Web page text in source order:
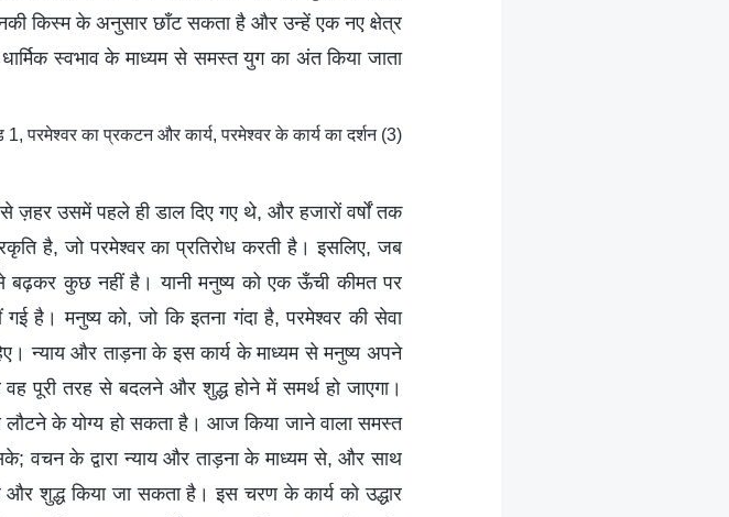
किस्म के अनुसार छाँट सकता है और उन्हें एक नए क्षेत्र
स्वभाव के माध्यम से समस्त युग का अंत किया जाता
परमेश्वर का प्रकटन और कार्य, परमेश्वर के कार्य का दर्शन (3)
उसमें पहले ही डाल दिए गए थे, और हजारों वर्षों तक
है, जो परमेश्वर का प्रतिरोध करती है। इसलिए, जब
बढ़कर कुछ नहीं है। यानी मनुष्य को एक ऊँची कीमत पर
है। मनुष्य को, जो कि इतना गंदा है, परमेश्वर की सेवा
न्याय और ताड़ना के इस कार्य के माध्यम से मनुष्य अपने
पूरी तरह से बदलने और शुद्ध होने में समर्थ हो जाएगा।
के योग्य हो सकता है। आज किया जाने वाला समस्त
वचन के द्वारा न्याय और ताड़ना के माध्यम से, और साथ
शुद्ध किया जा सकता है। इस चरण के कार्य को उद्धार